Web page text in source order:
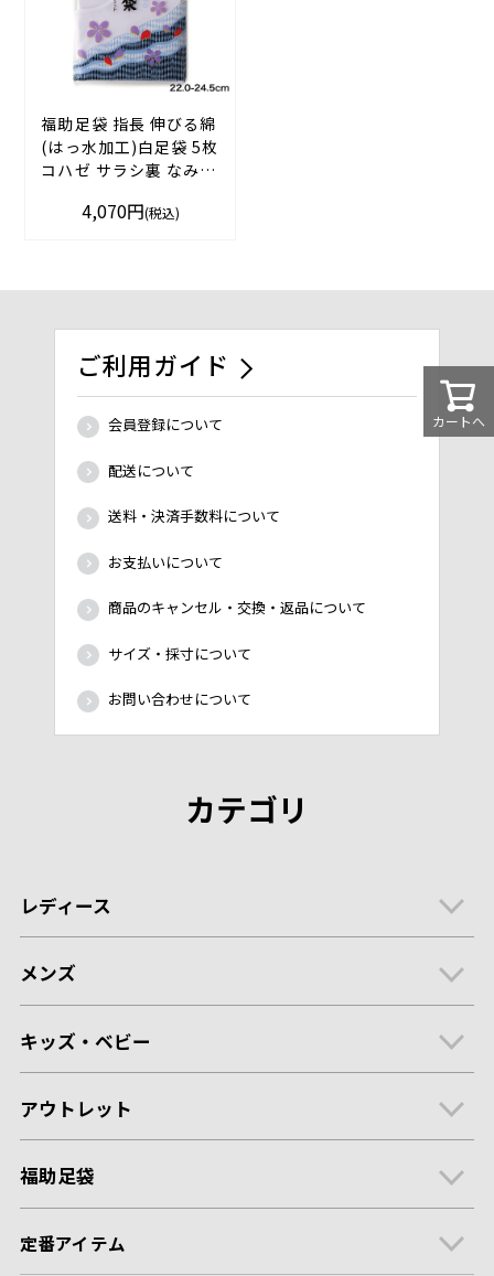
福助足袋 指長 伸びる綿
(はっ水加工)白足袋 5枚
コハゼ サラシ裏 なみ型
4,070円(税込)
カートへ
ご利用ガイド
会員登録について
配送について
送料・決済手数料について
お支払いについて
商品のキャンセル・交換・返品について
サイズ・採寸について
お問い合わせについて
カテゴリ
レディース
メンズ
キッズ・ベビー
アウトレット
福助足袋
定番アイテム